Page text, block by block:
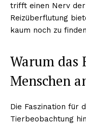
trifft einen Nerv
Reizüberflutung
kaum noch zu
Warum das
Menschen
Die Faszination für
Tierbeobachtung